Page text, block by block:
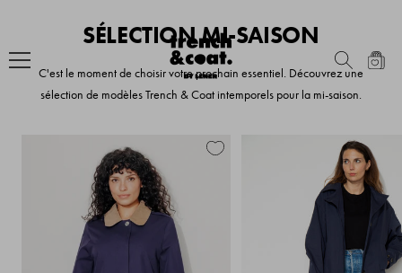
contenu
&
Coat
France
SÉLECTION MI-SAISON
C'est le moment de choisir votre prochain essentiel. Découvrez une
sélection de modèles Trench & Coat intemporels pour la mi-saison.